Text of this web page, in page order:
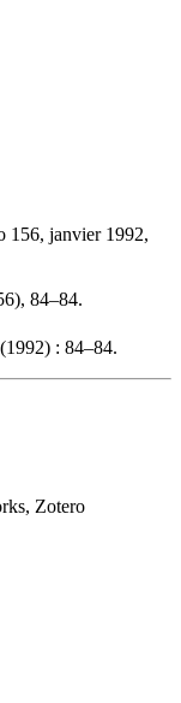
156, janvier 1992,
84–84.
: 84–84.
Zotero